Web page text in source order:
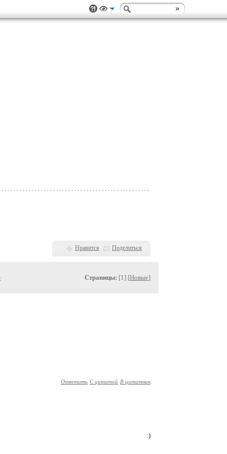
Нравится Поделиться
Страницы: [1] [Новые]
Ответить С цитатой В цитатник
:)